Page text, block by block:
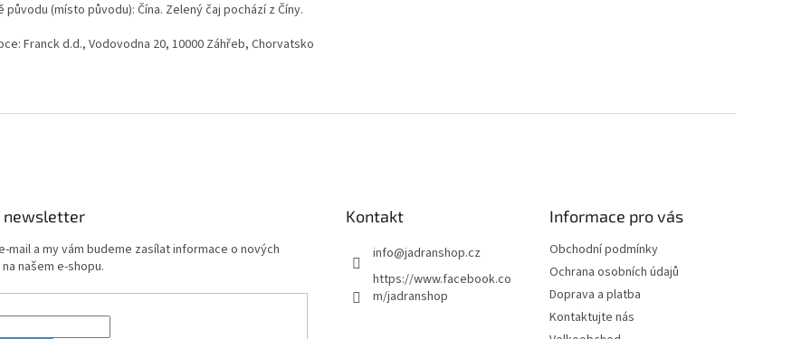
původu (místo původu): Čína. Zelený čaj pochází z Číny.
Franck d.d., Vodovodna 20, 10000 Záhřeb, Chorvatsko
newsletter
mail a my vám budeme zasílat informace o nových
našem e-shopu.
Kontakt
info@jadranshop.cz
https://www.facebook.co
m/jadranshop
Informace pro vás
Obchodní podmínky
Ochrana osobních údajů
Doprava a platba
Kontaktujte nás